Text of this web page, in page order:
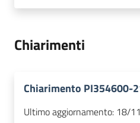
Chiarimenti
Chiarimento PI354600-
Ultimo aggiornamento: 18/